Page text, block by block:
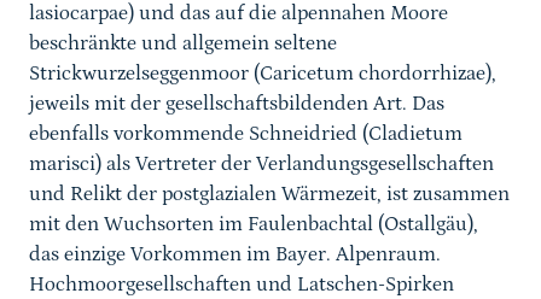
lasiocarpae) und das auf die alpennahen Moore
beschränkte und allgemein seltene
Strickwurzelseggenmoor (Caricetum chordorrhizae),
jeweils mit der gesellschaftsbildenden Art. Das
ebenfalls vorkommende Schneidried (Cladietum
marisci) als Vertreter der Verlandungsgesellschaften
und Relikt der postglazialen Wärmezeit, ist zusammen
mit den Wuchsorten im Faulenbachtal (Ostallgäu),
das einzige Vorkommen im Bayer. Alpenraum.
Hochmoorgesellschaften und Latschen-Spirken